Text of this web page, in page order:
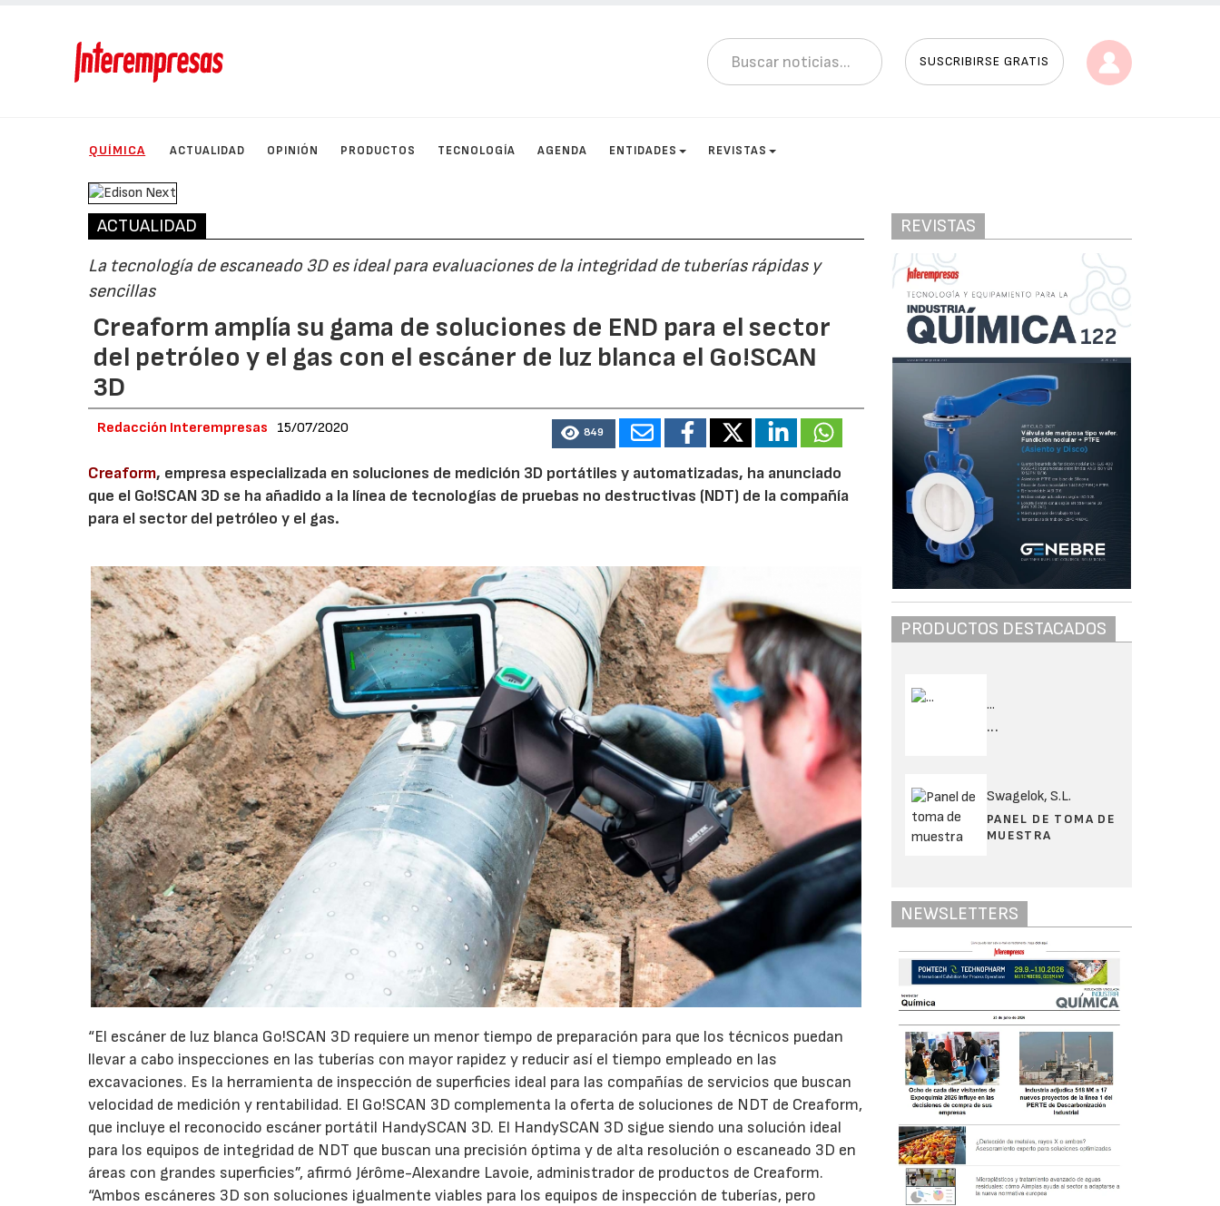
SUSCRIBIRSE GRATIS
QUÍMICA ACTUALIDAD OPINIÓN PRODUCTOS TECNOLOGÍA AGENDA ENTIDADES REVISTAS
ACTUALIDAD
La tecnología de escaneado 3D es ideal para evaluaciones de la integridad de tuberías rápidas y
sencillas
Creaform amplía su gama de soluciones de END para el sector
del petróleo y el gas con el escáner de luz blanca el Go!SCAN
3D
Redacción Interempresas 15/07/2020 849
Creaform, empresa especializada en soluciones de medición 3D portátiles y automatizadas, ha anunciado
que el Go!SCAN 3D se ha añadido a la línea de tecnologías de pruebas no destructivas (NDT) de la compañía
para el sector del petróleo y el gas.
“El escáner de luz blanca Go!SCAN 3D requiere un menor tiempo de preparación para que los técnicos puedan
llevar a cabo inspecciones en las tuberías con mayor rapidez y reducir así el tiempo empleado en las
excavaciones. Es la herramienta de inspección de superficies ideal para las compañías de servicios que buscan
velocidad de medición y rentabilidad. El Go!SCAN 3D complementa la oferta de soluciones de NDT de Creaform,
que incluye el reconocido escáner portátil HandySCAN 3D. El HandySCAN 3D sigue siendo una solución ideal
para los equipos de integridad de NDT que buscan una precisión óptima y de alta resolución o escaneado 3D en
áreas con grandes superficies”, afirmó Jérôme-Alexandre Lavoie, administrador de productos de Creaform.
“Ambos escáneres 3D son soluciones igualmente viables para los equipos de inspección de tuberías, pero
REVISTAS
PRODUCTOS DESTACADOS
...
...
Swagelok, S.L.
PANEL DE TOMA DE
MUESTRA
NEWSLETTERS